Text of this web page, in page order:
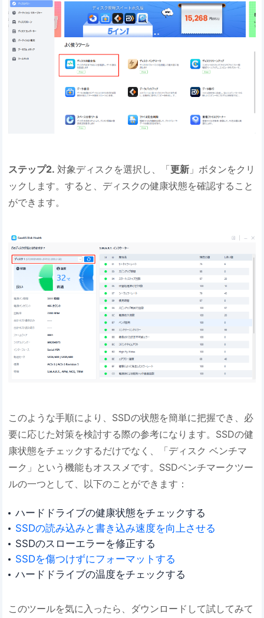
ステップ2. 対象ディスクを選択し、「更新 」ボタンをクリ
ックします。すると、ディスクの健康状態を確認すること
ができます。
このような手順により、SSDの状態を簡単に把握でき、必
要に応じた対策を検討する際の参考になります。SSDの健
康状態をチェックするだけでなく、「ディスク ベンチマ
ーク」という機能もオススメです。SSDベンチマークツー
ルの一つとして、以下のことができます：
ハードドライブの健康状態をチェックする
SSDの読み込みと書き込み速度を向上させる
SSDのスローエラーを修正する
SSDを傷つけずにフォーマットする
ハードドライブの温度をチェックする
このツールを気に入ったら、ダウンロードして試してみて